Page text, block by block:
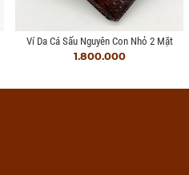
Ví Da Cá Sấu Nguyên Con Nhỏ 2 Mặt
1.800.000